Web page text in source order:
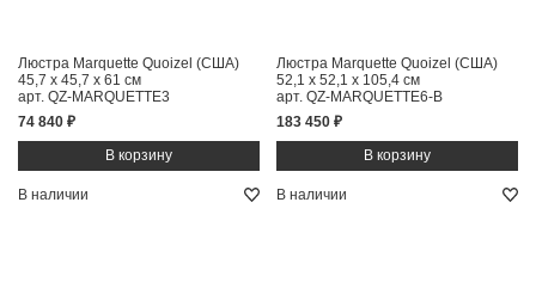
Люстра Marquette Quoizel (США)
45,7 x 45,7 x 61 см
арт. QZ-MARQUETTE3
74 840 ₽
Люстра Marquette Quoizel (США)
52,1 x 52,1 x 105,4 см
арт. QZ-MARQUETTE6-B
183 450 ₽
В наличии В наличии